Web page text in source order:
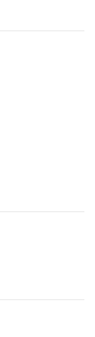
ลี่จื้อชิง"
ล้เคียงกับ